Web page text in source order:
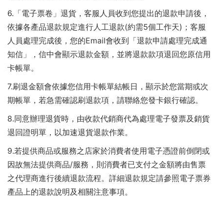
6.「電子票卷」退貨，客服人員收到您提出的退款申請後，
依據各產品退款規定進行人工退款(約需5個工作天)；客服
人員處理完成後，您的Email會收到「退款申請處理完成通
知信」，信中會顯示退款金額，並將退款款項退回您原信用
卡帳單。
7.刷退金額會依據您信用卡帳單結帳日，顯示於您當期或次
期帳單，若急需確認刷退款項，請聯絡您發卡銀行確認。
8.同意辦理退貨時，由收款代銷商代為處理電子發票及銷貨
退回證明單，以加速退貨退款作業。
9.若提供商品或服務之店家於消費者使用電子憑證前倒閉或
因故無法提供商品/服務，則消費者已支付之金額將由售票
之代理商進行後續退款流程。詳細退款規定請參照電子票券
產品上的退款說明及相關注意事項。